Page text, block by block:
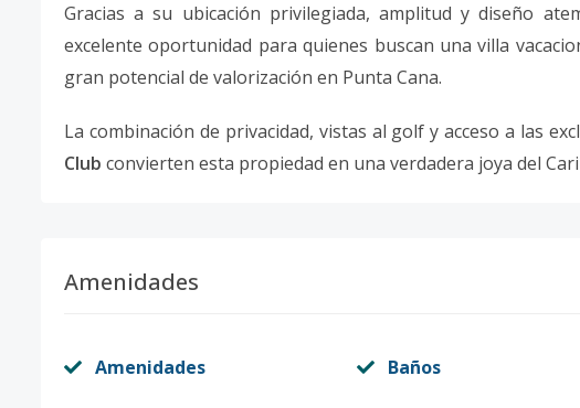
Gracias a su ubicación privilegiada, amplitud y diseño
excelente oportunidad para quienes buscan una villa
gran potencial de valorización en Punta Cana.
La combinación de privacidad, vistas al golf y acceso a las
Club convierten esta propiedad en una verdadera joya del
Amenidades
Amenidades Baños